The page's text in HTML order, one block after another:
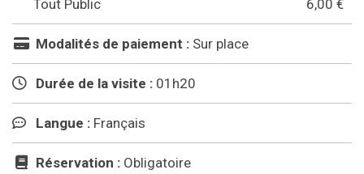
Tout Public
6,00 €
Modalités de paiement : Sur place
Durée de la visite : 01h20
Langue : Français
Réservation : Obligatoire